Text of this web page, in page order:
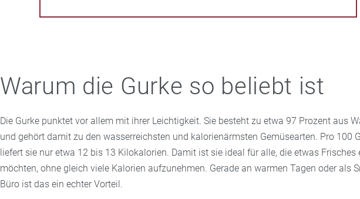
Warum die Gurke so beliebt ist
Die Gurke punktet vor allem mit ihrer Leichtigkeit. Sie besteht zu etwa 97 Prozent aus
und gehört damit zu den wasserreichsten und kalorienärmsten Gemüsearten. Pro 100
liefert sie nur etwa 12 bis 13 Kilokalorien. Damit ist sie ideal für alle, die etwas Frisches
möchten, ohne gleich viele Kalorien aufzunehmen. Gerade an warmen Tagen oder als
Büro ist das ein echter Vorteil.